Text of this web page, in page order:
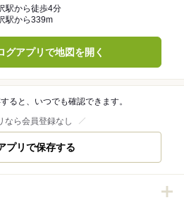
駅から徒歩4分
駅から339m
グアプリで地図を開く
ると、いつでも確認できます。
なら会員登録なし
プリで保存する